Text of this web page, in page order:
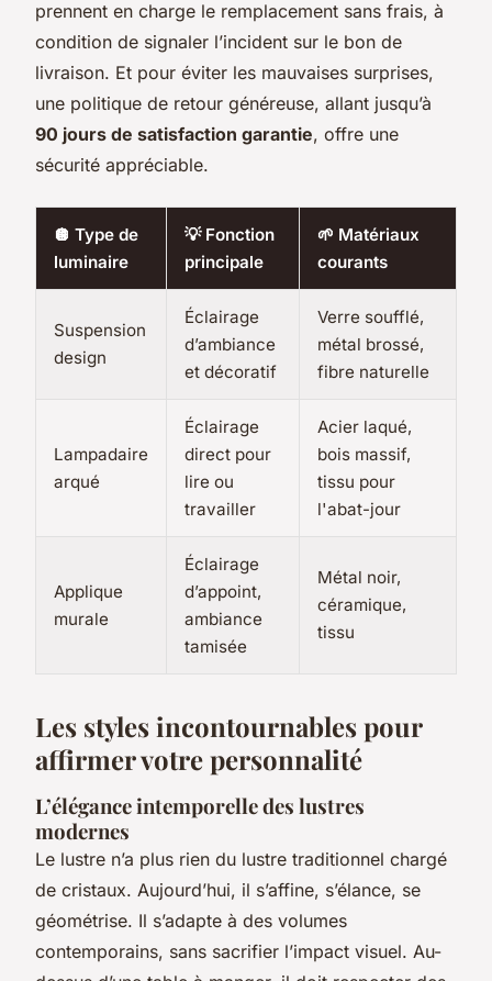
prennent en charge le remplacement sans frais, à
condition de signaler l’incident sur le bon de
livraison. Et pour éviter les mauvaises surprises,
une politique de retour généreuse, allant jusqu’à
90 jours de satisfaction garantie, offre une
sécurité appréciable.
🪩 Type de
luminaire
💡 Fonction
principale
🌱 Matériaux
courants
Suspension
design
Éclairage
d’ambiance
et décoratif
Verre soufflé,
métal brossé,
fibre naturelle
Lampadaire
arqué
Éclairage
direct pour
lire ou
travailler
Acier laqué,
bois massif,
tissu pour
l'abat-jour
Applique
murale
Éclairage
d’appoint,
ambiance
tamisée
Métal noir,
céramique,
tissu
Les styles incontournables pour
affirmer votre personnalité
L’élégance intemporelle des lustres
modernes
Le lustre n’a plus rien du lustre traditionnel chargé
de cristaux. Aujourd’hui, il s’affine, s’élance, se
géométrise. Il s’adapte à des volumes
contemporains, sans sacrifier l’impact visuel. Au-